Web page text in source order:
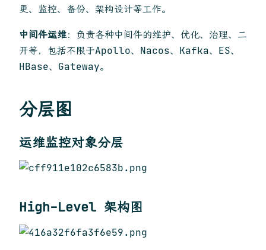
更、监控、备份、架构设计等工作。
中间件运维：负责各种中间件的维护、优化、治理、二
开等，包括不限于Apollo、Nacos、Kafka、ES、
HBase、Gateway。
分层图
运维监控对象分层
High-Level 架构图